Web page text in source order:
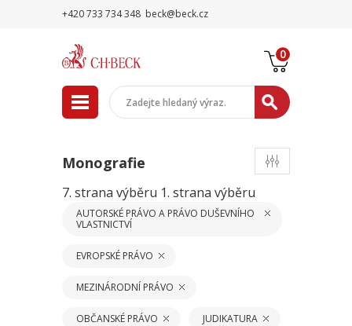
+420 733 734 348 beck@beck.cz
0
Monografie
7. strana výběru 1. strana výběru
AUTORSKÉ PRÁVO A PRÁVO DUŠEVNÍHO
VLASTNICTVÍ
EVROPSKÉ PRÁVO
MEZINÁRODNÍ PRÁVO
OBČANSKÉ PRÁVO JUDIKATURA